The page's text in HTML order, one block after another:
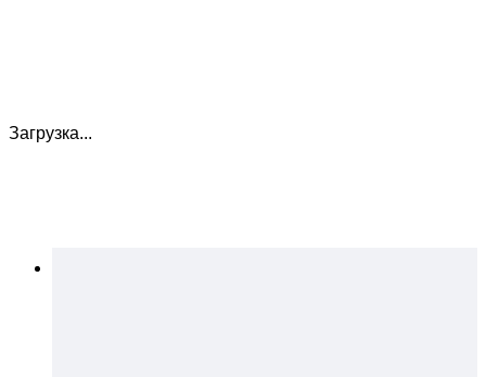
Загрузка...